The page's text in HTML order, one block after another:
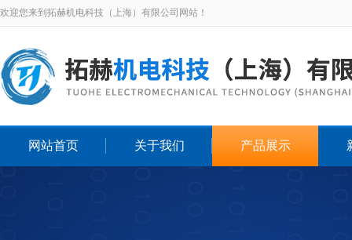
欢迎您来到拓赫机电科技（上海）有限公司网站！
网站首页 关于我们 产品展示